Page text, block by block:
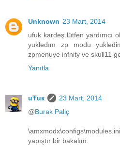
Unknown 23 Mart, 2014
ufuk kardeş lütfen yardımcı
yukledım zp modu
zpmenuye infnity ve skull11
Yanıtla
uŦuк
23 Mart, 2014
@Burak Paliç
yapıştır bir bakalım.